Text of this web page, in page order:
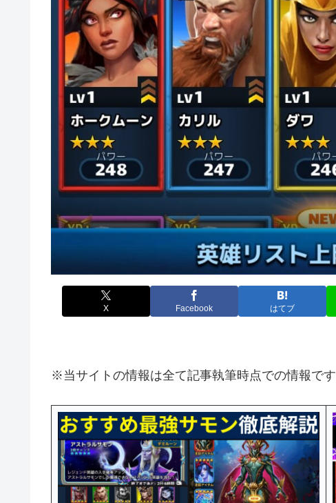
X Facebook はてブ
※当サイトの情報は全て記事執筆時点での情報です